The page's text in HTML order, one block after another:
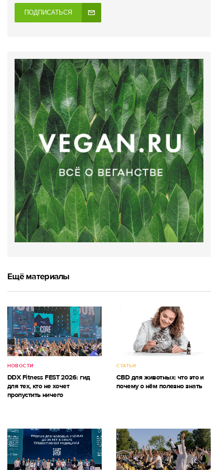
ПОДПИСАТЬСЯ
Ещё материалы
НОВОСТИ
DDX Fitness FEST 2026: гид
для тех, кто не хочет
пропустить ничего
СТАТЬИ
CBD для животных: что это и
почему о нём полезно знать